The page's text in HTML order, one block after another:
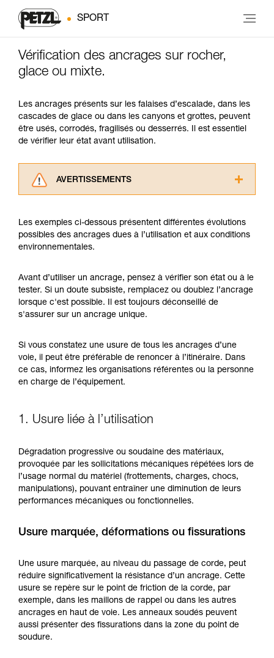
SPORT
Vérification des ancrages sur rocher,
glace ou mixte.
Les ancrages présents sur les falaises d’escalade, dans les
cascades de glace ou dans les canyons et grottes, peuvent
être usés, corrodés, fragilisés ou desserrés. Il est essentiel
de vérifier leur état avant utilisation.
AVERTISSEMENTS
consulter. Vous devez avoir compris les
informations de la notice technique pour
pouvoir comprendre ce complément
Maîtriser ces techniques nécessite une
formation et un entraînement spécifique. Validez
avec un professionnel votre capacité à refaire
la manipulation, seul, en toute sécurité, avant
liées à votre activité. Il peut en exister d’autres
que nous ne décrivons pas ici.
Les exemples ci-dessous présentent différentes évolutions
possibles des ancrages dues à l’utilisation et aux conditions
environnementales.
Avant d’utiliser un ancrage, pensez à vérifier son état ou à le
tester. Si un doute subsiste, remplacez ou doublez l’ancrage
lorsque c'est possible. Il est toujours déconseillé de
s'assurer sur un ancrage unique.
Si vous constatez une usure de tous les ancrages d’une
voie, il peut être préférable de renoncer à l’itinéraire. Dans
ce cas, informez les organisations référentes ou la personne
en charge de l’équipement.
1. Usure liée à l’utilisation
Dégradation progressive ou soudaine des matériaux,
provoquée par les sollicitations mécaniques répétées lors de
l’usage normal du matériel (frottements, charges, chocs,
manipulations), pouvant entraîner une diminution de leurs
performances mécaniques ou fonctionnelles.
Usure marquée, déformations ou fissurations
Une usure marquée, au niveau du passage de corde, peut
réduire significativement la résistance d’un ancrage. Cette
usure se repère sur le point de friction de la corde, par
exemple, dans les maillons de rappel ou dans les autres
ancrages en haut de voie. Les anneaux soudés peuvent
aussi présenter des fissurations dans la zone du point de
soudure.